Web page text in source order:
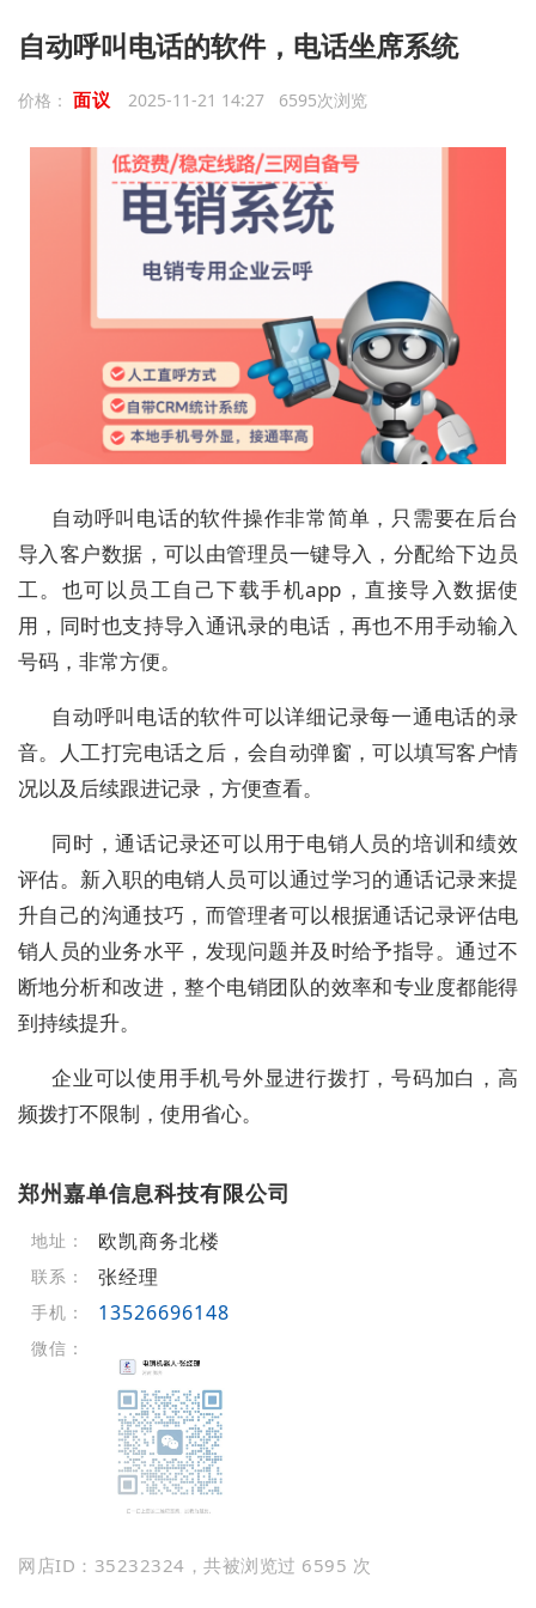
自动呼叫电话的软件，电话坐席系统
价格： 面议 2025-11-21 14:27 6595次浏览
自动呼叫电话的软件操作非常简单，只需要在后台
导入客户数据，可以由管理员一键导入，分配给下边员
工。也可以员工自己下载手机app，直接导入数据使
用，同时也支持导入通讯录的电话，再也不用手动输入
号码，非常方便。
自动呼叫电话的软件可以详细记录每一通电话的录
音。人工打完电话之后，会自动弹窗，可以填写客户情
况以及后续跟进记录，方便查看。
同时，通话记录还可以用于电销人员的培训和绩效
评估。新入职的电销人员可以通过学习的通话记录来提
升自己的沟通技巧，而管理者可以根据通话记录评估电
销人员的业务水平，发现问题并及时给予指导。通过不
断地分析和改进，整个电销团队的效率和专业度都能得
到持续提升。
企业可以使用手机号外显进行拨打，号码加白，高
频拨打不限制，使用省心。
郑州嘉单信息科技有限公司
地址： 欧凯商务北楼
联系： 张经理
手机： 13526696148
微信：
网店ID：35232324，共被浏览过 6595 次